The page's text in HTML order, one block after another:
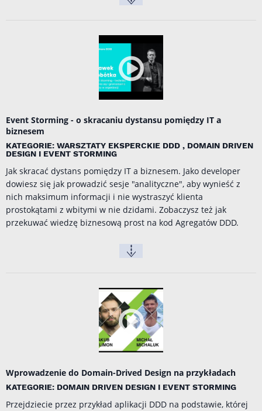
Event Storming - o skracaniu dystansu pomiędzy IT a
biznesem
KATEGORIE: WARSZTATY EKSPERCKIE DDD , DOMAIN DRIVEN
DESIGN I EVENT STORMING
Jak skracać dystans pomiędzy IT a biznesem. Jako developer
dowiesz się jak prowadzić sesje "analityczne", aby wynieść z
nich maksimum informacji i nie wystraszyć klienta
prostokątami z wbitymi w nie dzidami. Zobaczysz też jak
przekuwać wiedzę biznesową prost na kod Agregatów DDD.
Wprowadzenie do Domain-Drived Design na przykładach
KATEGORIE: DOMAIN DRIVEN DESIGN I EVENT STORMING
Przejdziecie przez przykład aplikacji DDD na podstawie, której